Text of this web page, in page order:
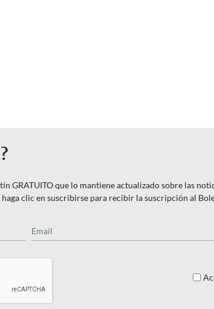
GRATUITO que lo mantiene actualizado sobre las
clic en suscribirse para recibir la suscripción al